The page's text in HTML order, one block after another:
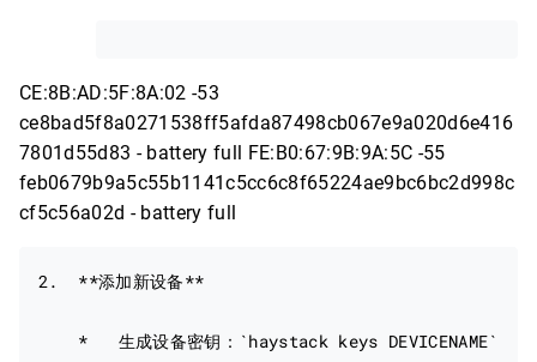
CE:8B:AD:5F:8A:02 -53
ce8bad5f8a0271538ff5afda87498cb067e9a020d6e416
7801d55d83 - battery full FE:B0:67:9B:9A:5C -55
feb0679b9a5c55b1141c5cc6c8f65224ae9bc6bc2d998c
cf5c56a02d - battery full
2.  **添加新设备**
    *   生成设备密钥：`haystack keys DEVICENAME`